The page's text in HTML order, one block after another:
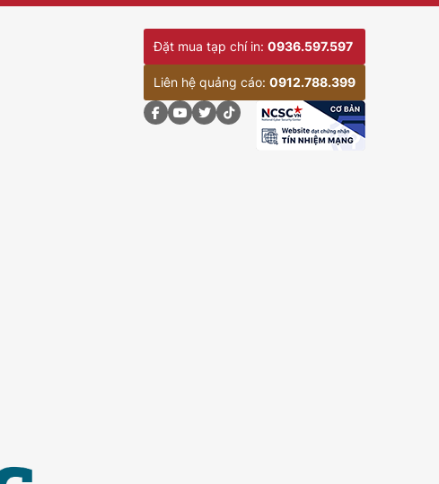
Đặt mua tạp chí in: 0936.597.597
Liên hệ quảng cáo: 0912.788.399